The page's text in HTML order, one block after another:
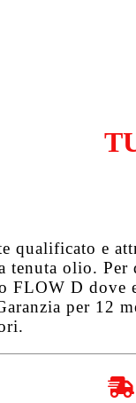
qualificato e
olio. Per
FLOW D dove
per 12